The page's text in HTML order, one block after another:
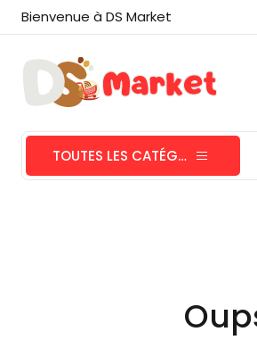
Bienvenue à DS Market
TOUTES LES CATÉGORIES